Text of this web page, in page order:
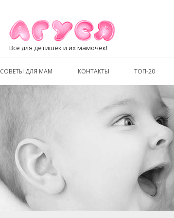
Все для детишек и их мамочек!
СОВЕТЫ ДЛЯ МАМ КОНТАКТЫ ТОП-20